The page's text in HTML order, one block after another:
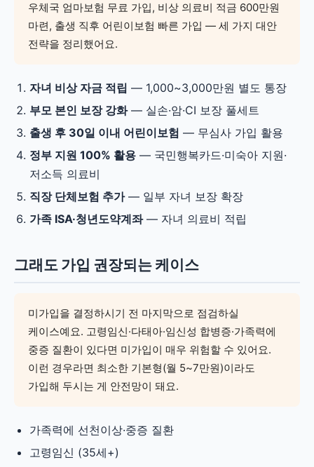
우체국 엄마보험 무료 가입, 비상 의료비 적금 600만원
마련, 출생 직후 어린이보험 빠른 가입 — 세 가지 대안
전략을 정리했어요.
자녀 비상 자금 적립 — 1,000~3,000만원 별도 통장
부모 본인 보장 강화— 실손·암·CI 보장 풀세트
출생 후 30일 이내 어린이보험 — 무심사 가입 활용
정부 지원 100% 활용 — 국민행복카드·미숙아 지원·
저소득 의료비
직장 단체보험 추가— 일부 자녀 보장 확장
가족 ISA·청년도약계좌— 자녀 의료비 적립
그래도 가입 권장되는 케이스
미가입을 결정하시기 전 마지막으로 점검하실
케이스예요. 고령임신·다태아·임신성 합병증·가족력에
중증 질환이 있다면 미가입이 매우 위험할 수 있어요.
이런 경우라면 최소한 기본형(월 5~7만원)이라도
가입해 두시는 게 안전망이 돼요.
가족력에 선천이상·중증 질환
고령임신 (35세+)